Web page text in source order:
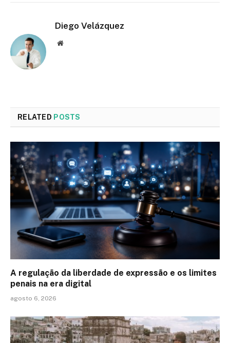
Diego Velázquez
Website
RELATED POSTS
A regulação da liberdade de expressão e os limites
penais na era digital
agosto 6, 2026